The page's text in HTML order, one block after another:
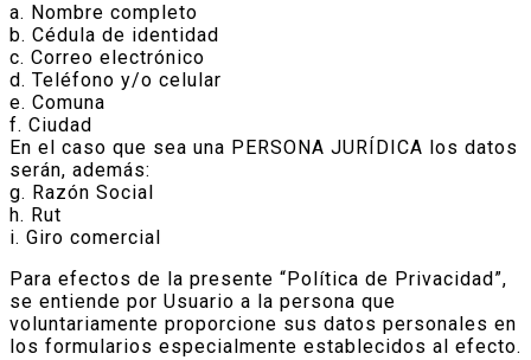
a. Nombre completo
b. Cédula de identidad
c. Correo electrónico
d. Teléfono y/o celular
e. Comuna
f. Ciudad
En el caso que sea una PERSONA JURÍDICA los datos
serán, además:
g. Razón Social
h. Rut
i. Giro comercial
Para efectos de la presente “Política de Privacidad”,
se entiende por Usuario a la persona que
voluntariamente proporcione sus datos personales en
los formularios especialmente establecidos al efecto.